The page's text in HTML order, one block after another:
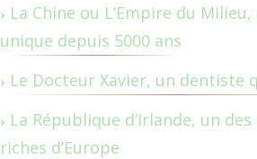
La Chine ou L’Empire du
unique depuis 5000 ans
Le Docteur Xavier, un dentiste
La République d’Irlande, un
riches d’Europe